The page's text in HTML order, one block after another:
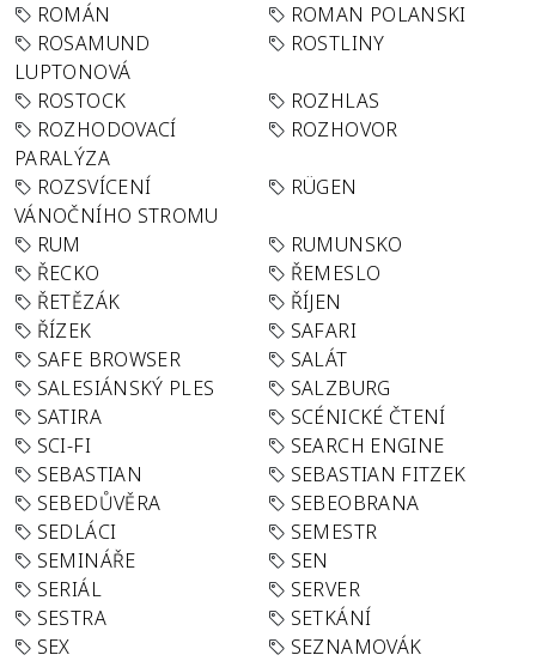
ROMÁN
ROMAN POLANSKI
ROSAMUND
LUPTONOVÁ
ROSTLINY
ROSTOCK
ROZHLAS
ROZHODOVACÍ
PARALÝZA
ROZHOVOR
ROZSVÍCENÍ
VÁNOČNÍHO STROMU
RÜGEN
RUM
RUMUNSKO
ŘECKO
ŘEMESLO
ŘETĚZÁK
ŘÍJEN
ŘÍZEK
SAFARI
SAFE BROWSER
SALÁT
SALESIÁNSKÝ PLES
SALZBURG
SATIRA
SCÉNICKÉ ČTENÍ
SCI-FI
SEARCH ENGINE
SEBASTIAN
SEBASTIAN FITZEK
SEBEDŮVĚRA
SEBEOBRANA
SEDLÁCI
SEMESTR
SEMINÁŘE
SEN
SERIÁL
SERVER
SESTRA
SETKÁNÍ
SEX
SEZNAMOVÁK